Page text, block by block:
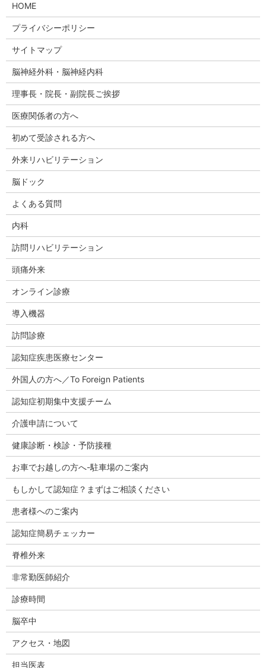
HOME
プライバシーポリシー
サイトマップ
脳神経外科・脳神経内科
理事長・院長・副院長ご挨拶
医療関係者の方へ
初めて受診される方へ
外来リハビリテーション
脳ドック
よくある質問
内科
訪問リハビリテーション
頭痛外来
オンライン診療
導入機器
訪問診療
認知症疾患医療センター
外国人の方へ／To Foreign Patients
認知症初期集中支援チーム
介護申請について
健康診断・検診・予防接種
お車でお越しの方へ-駐車場のご案内
もしかして認知症？まずはご相談ください
患者様へのご案内
認知症簡易チェッカー
脊椎外来
非常勤医師紹介
診療時間
脳卒中
アクセス・地図
担当医表